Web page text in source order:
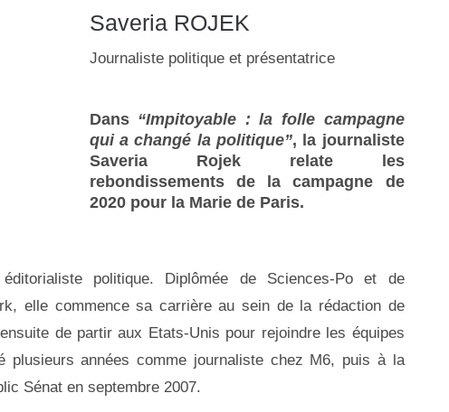
Saveria ROJEK
Journaliste politique et présentatrice
Dans“Impitoyable : la folle campagne
qui a changé la politique”, la journaliste
Saveria Rojek relate les
rebondissements de la campagne de
2020 pour la Marie de Paris.
politique. Diplômée de Sciences-Po et de
elle commence sa carrière au sein de la rédaction de
de partir aux Etats-Unis pour rejoindre les équipes
plusieurs années comme journaliste chez M6, puis à la
Sénat en septembre 2007.